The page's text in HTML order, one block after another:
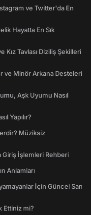
ve Twitter'da En
Hayatta En Sık
Kız Tavlası Diziliş Şekilleri
ve Minör Arkana Desteleri
Aşk Uyumu Nasıl
Yapılır?
Müziksiz
Giriş İşlemleri Rehberi
Anlamları
İçin Güncel San
Ettiniz mi?